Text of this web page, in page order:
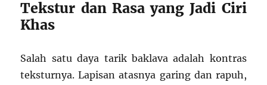
Tekstur dan Rasa yang Jadi Ciri
Khas
Salah satu daya tarik baklava adalah kontras
teksturnya. Lapisan atasnya garing dan rapuh,